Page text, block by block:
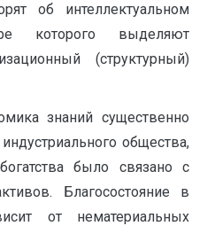
об интеллектуальном
которого выделяют
(структурный)
знаний существенно
общества,
было связано с
Благосостояние в
от нематериальных